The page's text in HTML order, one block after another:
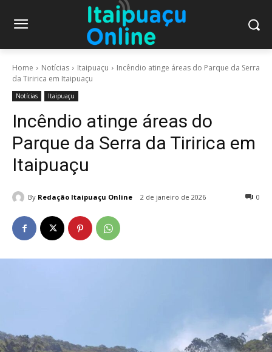
Home Notícias Itaipuaçu
Incêndio atinge áreas do Parque da Serra
da Tiririca em Itaipuaçu
Notícias Itaipuaçu
Incêndio atinge áreas do
Parque da Serra da Tiririca em
Itaipuaçu
By Redação Itaipuaçu Online 2 de janeiro de 2026 0